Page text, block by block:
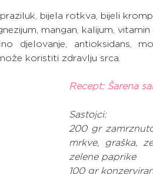
bijela rotkva, bijeli
mangan, kalijum, vitamin
djelovanje, antioksidans,
koristiti zdravlju srca.
Recept: Šarena
Sastojci:
200 gr
mrkve, graška,
zelene paprike
100 gr